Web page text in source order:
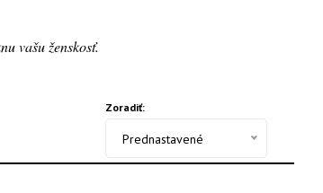
vašu ženskosť.
Zoradiť:
Prednastavené